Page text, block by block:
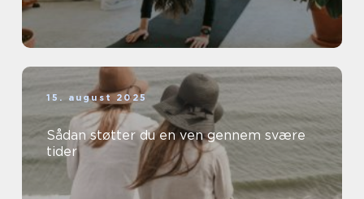
15. august 2025
Sådan støtter du en ven gennem svære
tider